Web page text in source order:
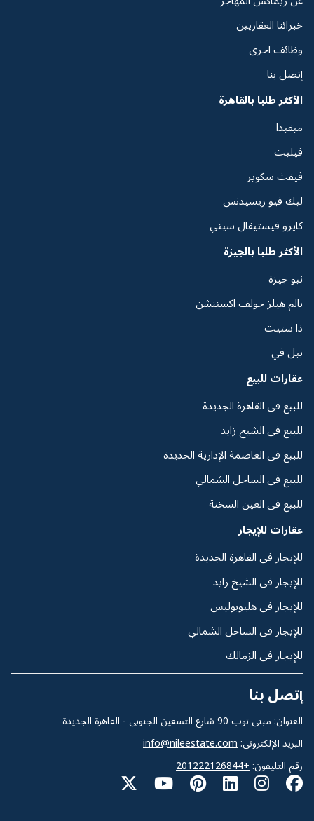
خبرائنا العقاريين
وظائف اخرى
إتصل بنا
الأكثر طلبا بالقاهرة
ميفيدا
فيليت
فيفث سكوير
ليك فيو ريسيدنس
كايرو فيستيفال سيتي
الأكثر طلبا بالجيزة
نيو جيزة
بالم هيلز جولف اكستنشن
ذا ستيت
بيل في
عقارات للبيع
للبيع فى القاهرة الجديدة
للبيع فى الشيخ زايد
للبيع فى العاصمة الإدارية الجديدة
للبيع فى الساحل الشمالي
للبيع فى العين السخنة
عقارات للإيجار
للإيجار فى القاهرة الجديدة
للإيجار فى الشيخ زايد
للإيجار فى هليوبوليس
للإيجار فى الساحل الشمالي
للإيجار فى الزمالك
إتصل بنا
العنوان: مبنى توب 90 شارع التسعين الجنوبى - القاهرة الجديدة
البريد الإلكترونى: info@nileestate.com
رقم التليفون: +201222126844